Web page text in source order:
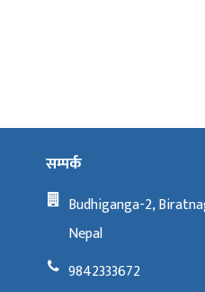
सम्पर्क
Budhiganga-2,
Nepal
9842333672